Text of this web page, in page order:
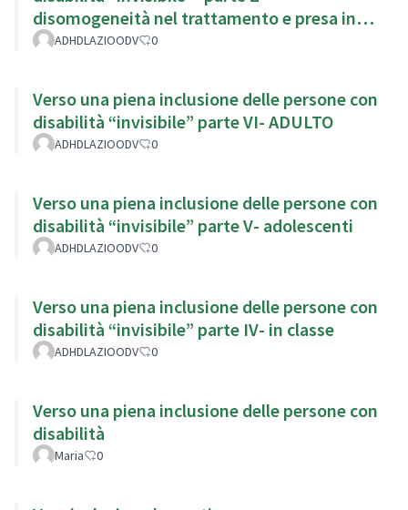
disomogeneità nel trattamento e presa in
caricoADHDLAZIOODV 0
Verso una piena inclusione delle persone con
disabilità “invisibile” parte VI- ADULTO
ADHDLAZIOODV 0
Verso una piena inclusione delle persone con
disabilità “invisibile” parte V- adolescenti
ADHDLAZIOODV 0
Verso una piena inclusione delle persone con
disabilità “invisibile” parte IV- in classe
ADHDLAZIOODV 0
Verso una piena inclusione delle persone con
disabilità
Maria 0